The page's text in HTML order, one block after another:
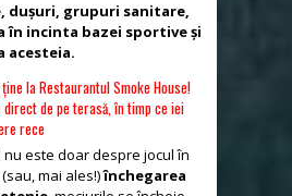
dușuri, grupuri sanitare,
în incinta bazei sportive și
acesteia.
la Restaurantul Smoke House!
de pe terasă, în timp ce iei
rece
este doar despre jocul în
mai ales!)închegarea